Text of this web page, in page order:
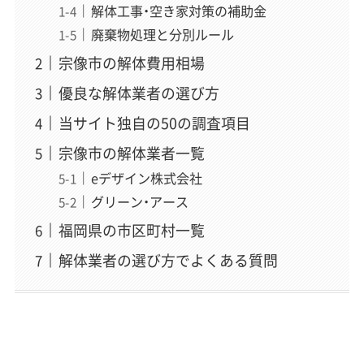
解体工事・空き家対策の補助金
廃棄物処理と分別ルール
宗像市の解体費用相場
優良な解体業者の選び方
当サイト独自の50の調査項目
宗像市の解体業者一覧
eデザイン株式会社
グリーン・アース
福岡県の市区町村一覧
解体業者の選び方でよくある質問